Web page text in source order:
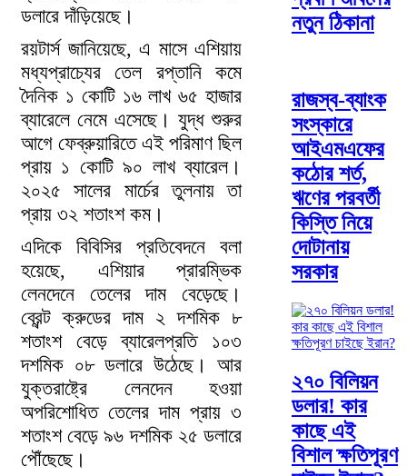
ডলারে দাঁড়িয়েছে।
রয়টার্স জানিয়েছে, এ মাসে এশিয়ায়
মধ্যপ্রাচ্যের তেল রপ্তানি কমে
দৈনিক ১ কোটি ১৬ লাখ ৬৫ হাজার
ব্যারেলে নেমে এসেছে। যুদ্ধ শুরুর
আগে ফেব্রুয়ারিতে এই পরিমাণ ছিল
প্রায় ১ কোটি ৯০ লাখ ব্যারেল।
২০২৫ সালের মার্চের তুলনায় তা
প্রায় ৩২ শতাংশ কম।
এদিকে বিবিসির প্রতিবেদনে বলা
হয়েছে, এশিয়ার প্রারম্ভিক
লেনদেনে তেলের দাম বেড়েছে।
ব্রেন্ট ক্রুডের দাম ২ দশমিক ৮
শতাংশ বেড়ে ব্যারেলপ্রতি ১০৩
দশমিক ০৮ ডলারে উঠেছে। আর
যুক্তরাষ্ট্রে লেনদেন হওয়া
অপরিশোধিত তেলের দাম প্রায় ৩
শতাংশ বেড়ে ৯৬ দশমিক ২৫ ডলারে
পৌঁছেছে।
নতুন ঠিকানা
রাজস্ব-ব্যাংক
সংস্কারে
আইএমএফের
কঠোর শর্ত,
ঋণের পরবর্তী
কিস্তি নিয়ে
দোটানায়
সরকার
২৭০ বিলিয়ন
ডলার! কার
কাছে এই
বিশাল ক্ষতিপূরণ